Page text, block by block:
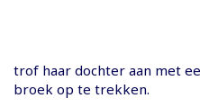
trof haar dochter aan met
broek op te trekken.